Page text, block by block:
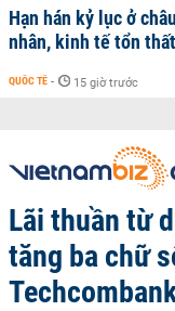
Hạn hán kỷ lục ở
nhân, kinh tế tổn
QUỐC TẾ - 15 giờ trước
Lãi thuần từ
tăng ba chữ